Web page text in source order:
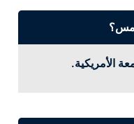
الأمريكية.